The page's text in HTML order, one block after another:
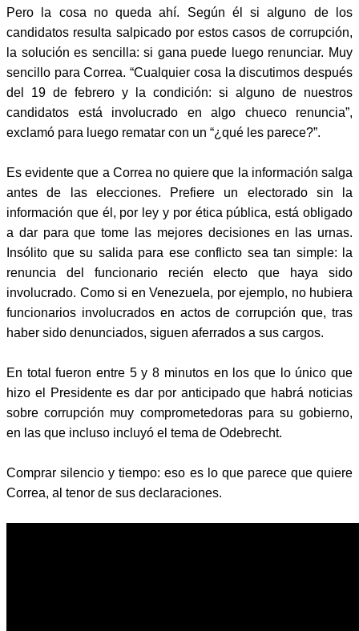
Pero la cosa no queda ahí. Según él si alguno de los
candidatos resulta salpicado por estos casos de corrupción,
la solución es sencilla: si gana puede luego renunciar. Muy
sencillo para Correa. “Cualquier cosa la discutimos después
del 19 de febrero y la condición: si alguno de nuestros
candidatos está involucrado en algo chueco renuncia”,
exclamó para luego rematar con un “¿qué les parece?”.
Es evidente que a Correa no quiere que la información salga
antes de las elecciones. Prefiere un electorado sin la
información que él, por ley y por ética pública, está obligado
a dar para que tome las mejores decisiones en las urnas.
Insólito que su salida para ese conflicto sea tan simple: la
renuncia del funcionario recién electo que haya sido
involucrado. Como si en Venezuela, por ejemplo, no hubiera
funcionarios involucrados en actos de corrupción que, tras
haber sido denunciados, siguen aferrados a sus cargos.
En total fueron entre 5 y 8 minutos en los que lo único que
hizo el Presidente es dar por anticipado que habrá noticias
sobre corrupción muy comprometedoras para su gobierno,
en las que incluso incluyó el tema de Odebrecht.
Comprar silencio y tiempo: eso es lo que parece que quiere
Correa, al tenor de sus declaraciones.